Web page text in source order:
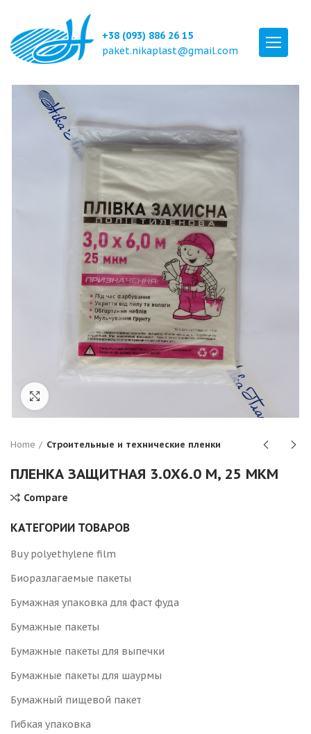
+38 (093) 886 26 15
paket.nikaplast@gmail.com
Home Строительные и технические пленки
ПЛЕНКА ЗАЩИТНАЯ 3.0Х6.0 М, 25 МКМ
Compare
КАТЕГОРИИ ТОВАРОВ
Buy polyethylene film
Биоразлагаемые пакеты
Бумажная упаковка для фаст фуда
Бумажные пакеты
Бумажные пакеты для выпечки
Бумажные пакеты для шаурмы
Бумажный пищевой пакет
Гибкая упаковка